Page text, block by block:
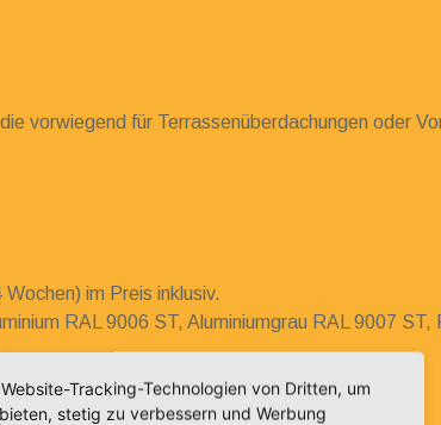
vorwiegend für Terrassenüberdachungen oder
im Preis inklusiv.
RAL 9006 ST, Aluminiumgrau RAL 9007
Tracking-Technologien von Dritten, um
stetig zu verbessern und Werbung